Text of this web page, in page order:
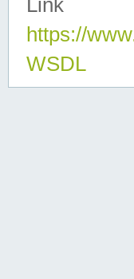
https://
WSDL